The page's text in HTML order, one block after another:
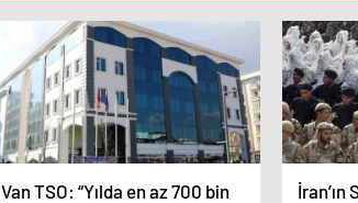
Van TSO: “Yılda en az 700 bin